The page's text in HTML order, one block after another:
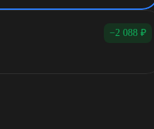
−2 088 ₽